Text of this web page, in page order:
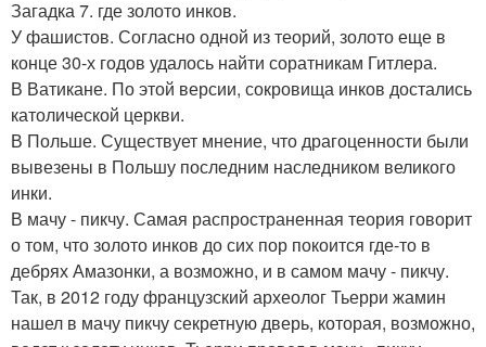
Загадка 7. где золото инков.
У фашистов. Согласно одной из теорий, золото еще в
конце 30-х годов удалось найти соратникам Гитлера.
В Ватикане. По этой версии, сокровища инков достались
католической церкви.
В Польше. Существует мнение, что драгоценности были
вывезены в Польшу последним наследником великого
инки.
В мачу - пикчу. Самая распространенная теория говорит
о том, что золото инков до сих пор покоится где-то в
дебрях Амазонки, а возможно, и в самом мачу - пикчу.
Так, в 2012 году французский археолог Тьерри жамин
нашел в мачу пикчу секретную дверь, которая, возможно,